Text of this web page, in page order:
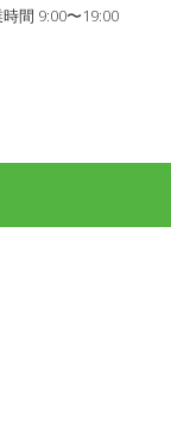
間 9:00〜19:00